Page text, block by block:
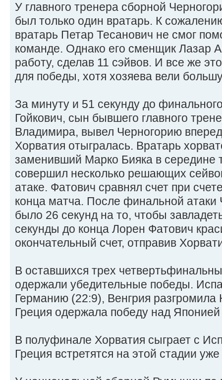
У главного тренера сборной
был только один вратарь. К
вратарь Петар Тесанович не смог
команде. Однако его сменщик Лазар
работу, сделав 11 сэйвов. И все же
для победы, хотя хозяева вели
За минуту и 51 секунду до
Гойкович, сын бывшего главного
Владимира, вывел Черногорию
Хорватия отыгралась. Вратарь
заменивший Марко Бияка в середине
совершил несколько решающих
атаке. Фатович сравнял счет при
конца матча. После финальной атаки
было 26 секунд на то, чтобы
секунды до конца Лорен Фатович
окончательный счет, отправив
В оставшихся трех
одержали убедительные победы.
Германию (22:9), Венгрия
Греция одержала победу над
В полуфинале Хорватия сыграет с
Греция встретятся на этой стадии уже